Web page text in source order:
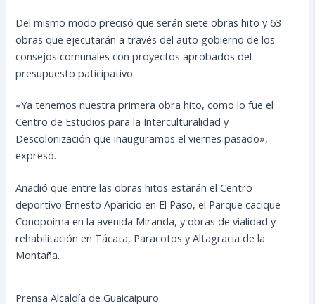
Del mismo modo precisó que serán siete obras hito y 63
obras que ejecutarán a través del auto gobierno de los
consejos comunales con proyectos aprobados del
presupuesto paticipativo.
«Ya tenemos nuestra primera obra hito, como lo fue el
Centro de Estudios para la Interculturalidad y
Descolonización que inauguramos el viernes pasado»,
expresó.
Añadió que entre las obras hitos estarán el Centro
deportivo Ernesto Aparicio en El Paso, el Parque cacique
Conopoima en la avenida Miranda, y obras de vialidad y
rehabilitación en Tácata, Paracotos y Altagracia de la
Montaña.
Prensa Alcaldía de Guaicaipuro